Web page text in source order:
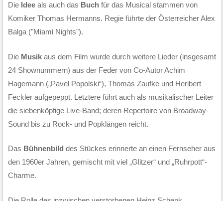
Die Ideeals auch das Buchfür das Musical stammen von
Komiker Thomas Hermanns. Regie führte der Österreicher Alex
Balga ("Miami Nights").
Die Musikaus dem Film wurde durch weitere Lieder (insgesamt
24 Shownummern) aus der Feder von Co-Autor Achim
Hagemann („Pavel Popolski“), Thomas Zaufke und Heribert
Feckler aufgepeppt. Letztere führt auch als musikalischer Leiter
die siebenköpfige Live-Band; deren Repertoire von Broadway-
Sound bis zu Rock- und Popklängen reicht.
Das Bühnenbild des Stückes erinnerte an einen Fernseher aus
den 1960er Jahren, gemischt mit viel „Glitzer“ und „Ruhrpott“-
Charme.